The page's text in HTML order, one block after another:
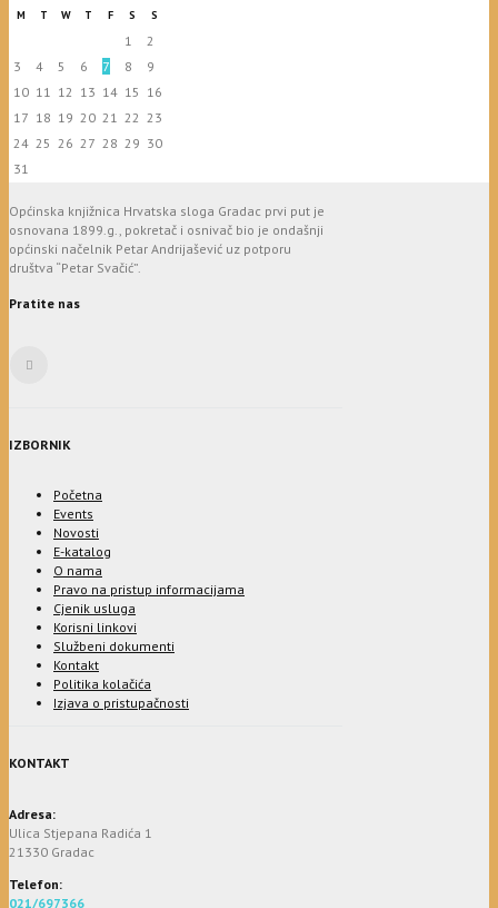
M T W T F S S
1
2
3
4 5 6 7 8
9
10 11 12 13 14 15 16
17 18 19 20 21 22 23
24 25 26 27 28 29 30
31
Općinska knjižnica Hrvatska sloga Gradac prvi put je
osnovana 1899.g., pokretač i osnivač bio je ondašnji
općinski načelnik Petar Andrijašević uz potporu
društva “Petar Svačić”.
Pratite nas
IZBORNIK
Početna
Events
Novosti
E-katalog
O nama
Pravo na pristup informacijama
Cjenik usluga
Korisni linkovi
Službeni dokumenti
Kontakt
Politika kolačića
Izjava o pristupačnosti
KONTAKT
Adresa:
Ulica Stjepana Radića 1
21330 Gradac
Telefon:
021/697366